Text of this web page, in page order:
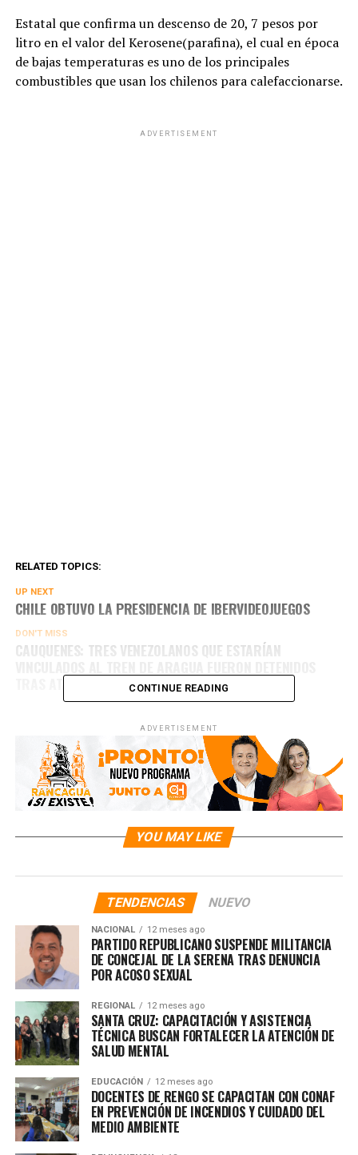
Estatal que confirma un descenso de 20, 7 pesos por
litro en el valor del Kerosene(parafina), el cual en época
de bajas temperaturas es uno de los principales
combustibles que usan los chilenos para calefaccionarse.
ADVERTISEMENT
RELATED TOPICS:
UP NEXT
CHILE OBTUVO LA PRESIDENCIA DE IBERVIDEOJUEGOS
DON'T MISS
CAUQUENES: TRES VENEZOLANOS QUE ESTARÍAN
TRAS ATAQUE ARMADO CONTRA UN GENDARME
CONTINUE READING
ADVERTISEMENT
YOU MAY LIKE
TENDENCIAS NUEVO
NACIONAL 12 meses ago
PARTIDO REPUBLICANO SUSPENDE MILITANCIA
DE CONCEJAL DE LA SERENA TRAS DENUNCIA
POR ACOSO SEXUAL
REGIONAL 12 meses ago
SANTA CRUZ: CAPACITACIÓN Y ASISTENCIA
TÉCNICA BUSCAN FORTALECER LA ATENCIÓN DE
SALUD MENTAL
EDUCACIÓN 12 meses ago
DOCENTES DE RENGO SE CAPACITAN CON CONAF
EN PREVENCIÓN DE INCENDIOS Y CUIDADO DEL
MEDIO AMBIENTE